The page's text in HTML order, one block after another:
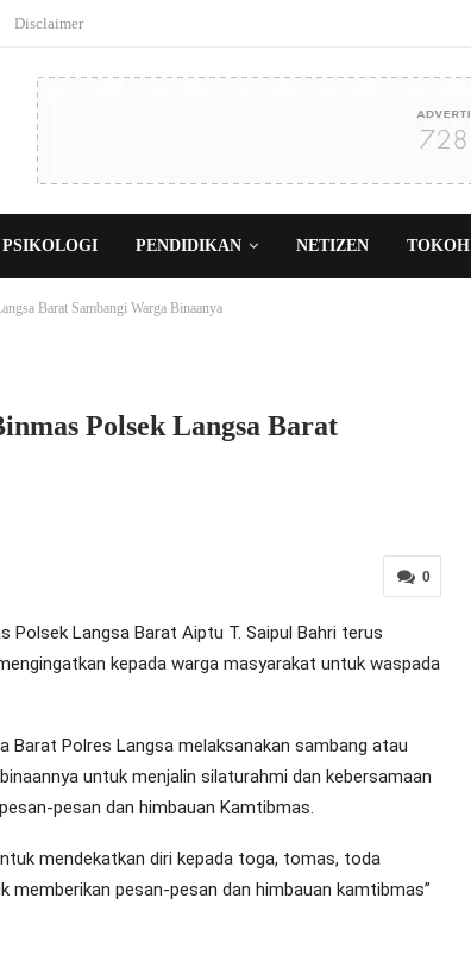
Disclaimer
PSIKOLOGI PENDIDIKAN NETIZEN TOKOH
Barat Sambangi Warga Binaanya
Polsek Langsa Barat
0
Polsek Langsa Barat Aiptu T. Saipul Bahri terus
kepada warga masyarakat untuk waspada
Barat Polres Langsa melaksanakan sambang atau
untuk menjalin silaturahmi dan kebersamaan
pesan dan himbauan Kamtibmas.
mendekatkan diri kepada toga, tomas, toda
pesan-pesan dan himbauan kamtibmas”